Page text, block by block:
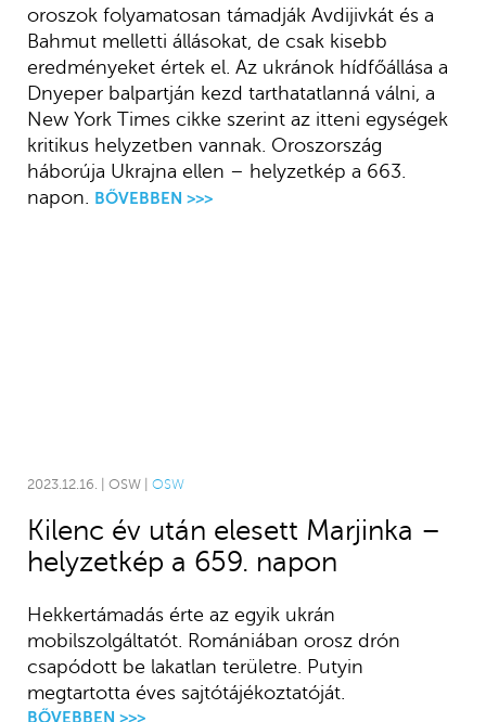
oroszok folyamatosan támadják Avdijivkát és a
Bahmut melletti állásokat, de csak kisebb
eredményeket értek el. Az ukránok hídfőállása a
Dnyeper balpartján kezd tarthatatlanná válni, a
New York Times cikke szerint az itteni egységek
kritikus helyzetben vannak. Oroszország
háborúja Ukrajna ellen – helyzetkép a 663.
napon. BŐVEBBEN >>>
2023.12.16. | OSW | OSW
Kilenc év után elesett Marjinka –
helyzetkép a 659. napon
Hekkertámadás érte az egyik ukrán
mobilszolgáltatót. Romániában orosz drón
csapódott be lakatlan területre. Putyin
megtartotta éves sajtótájékoztatóját.
BŐVEBBEN >>>